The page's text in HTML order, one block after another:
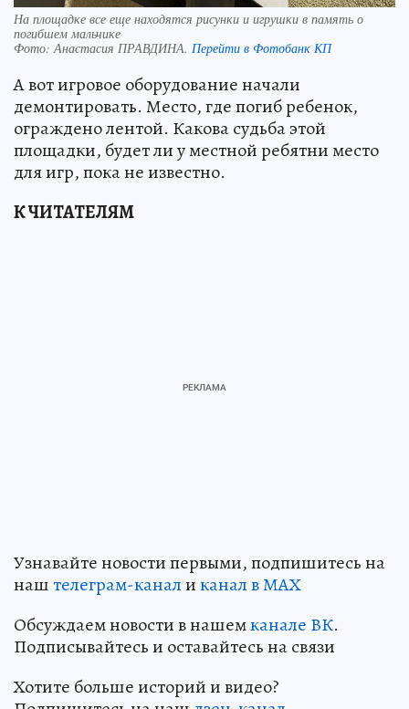
На площадке все еще находятся рисунки и игрушки в память о
погибшем мальчике
Фото:Анастасия ПРАВДИНА. Перейти в Фотобанк КП
А вот игровое оборудование начали
демонтировать. Место, где погиб ребенок,
ограждено лентой. Какова судьба этой
площадки, будет ли у местной ребятни место
для игр, пока не известно.
К ЧИТАТЕЛЯМ
Узнавайте новости первыми, подпишитесь на
наштелеграм-каналиканал в МАХ
Обсуждаем новости в нашемканале ВК.
Подписывайтесь и оставайтесь на связи
Хотите больше историй и видео?